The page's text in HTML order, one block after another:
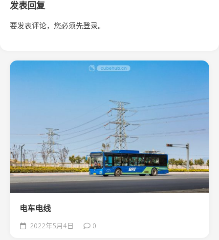
发表回复
要发表评论，您必须先登录。
电车电线
2022年5月4日 0